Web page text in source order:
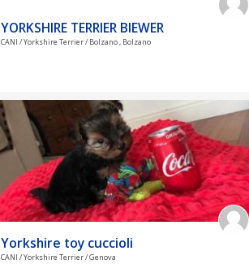
YORKSHIRE TERRIER BIEWER
CANI / Yorkshire Terrier / Bolzano , Bolzano
Yorkshire toy cuccioli
CANI / Yorkshire Terrier / Genova